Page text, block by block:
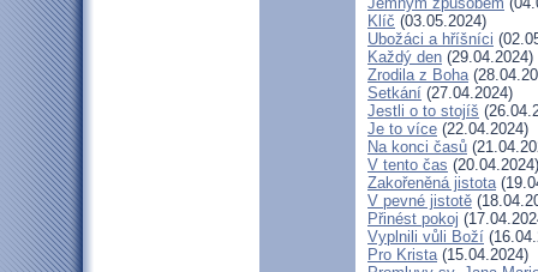
Klíč (03.05.2024)
Ubožáci a hříšníci
Každý den (29.04.2024)
Zrodila z Boha
Setkání (27.04.2024)
Jestli o to stojíš
Je to více (22.04.2024)
Na konci časů
V tento čas (20.04.2024)
Zakořeněná jistota
V pevné jistotě
Přinést pokoj
Vyplnili vůli Boží
Pro Krista(15.04.2024)